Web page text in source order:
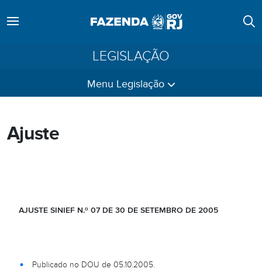
LEGISLAÇÃO
Menu Legislação
Ajuste
AJUSTE SINIEF N.º 07 DE 30 DE SETEMBRO DE 2005
Publicado no DOU de 05.10.2005.